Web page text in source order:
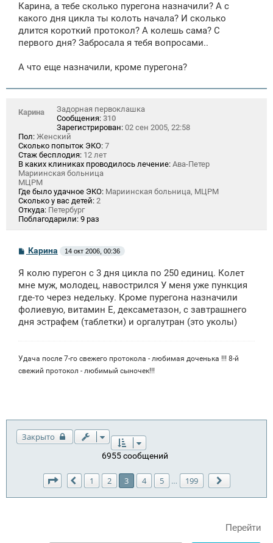
Карина, а тебе сколько пурегона назначили? А с
какого дня цикла ты колоть начала? И сколько
длится короткий протокол? А колешь сама? С
первого дня? Забросала я тебя вопросами..
А что еще назначили, кроме пурегона?
Карина
Задорная первоклашка
Сообщения: 310
Зарегистрирован: 02 сен 2005, 22:58
Пол: Женский
Сколько попыток ЭКО: 7
Стаж бесплодия: 12 лет
В каких клиниках проводилось лечение: Ава-Петер
Мариинская больница
МЦРМ
Где было удачное ЭКО: Мариинская больница, МЦРМ
Сколько у вас детей: 2
Откуда: Петербург
Поблагодарили: 9 раз
С
б
щ
н
и
Карина 14 окт 2006, 00:36
Я колю пурегон с 3 дня цикла по 250 единиц. Колет
мне муж, молодец, навострился У меня уже пункция
где-то через недельку. Кроме пурегона назначили
фолиевую, витамин Е, дексаметазон, с завтрашнего
дня эстрафем (таблетки) и оргалутран (это уколы)
Удача после 7-го свежего протокола - любимая доченька !!! 8-й
свежий протокол - любимый сыночек!!!
Закрыто
6955 сообщений
Страница из 199
Пред.
1 2 3 4 5 … 199
Перейти